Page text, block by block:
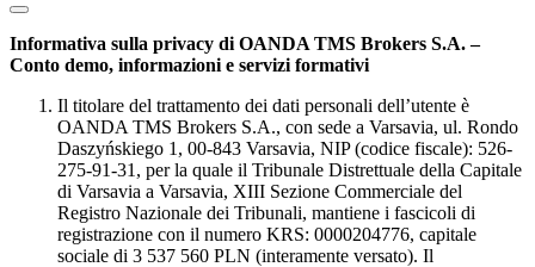
Informativa sulla privacy di OANDA TMS Brokers S.A. –
Conto demo, informazioni e servizi formativi
Il titolare del trattamento dei dati personali dell’utente è
OANDA TMS Brokers S.A., con sede a Varsavia, ul. Rondo
Daszyńskiego 1, 00-843 Varsavia, NIP (codice fiscale): 526-
275-91-31, per la quale il Tribunale Distrettuale della Capitale
di Varsavia a Varsavia, XIII Sezione Commerciale del
Registro Nazionale dei Tribunali, mantiene i fascicoli di
registrazione con il numero KRS: 0000204776, capitale
sociale di 3 537 560 PLN (interamente versato). Il